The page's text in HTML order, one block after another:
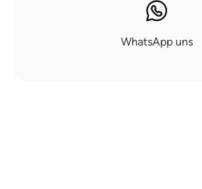
WhatsApp uns